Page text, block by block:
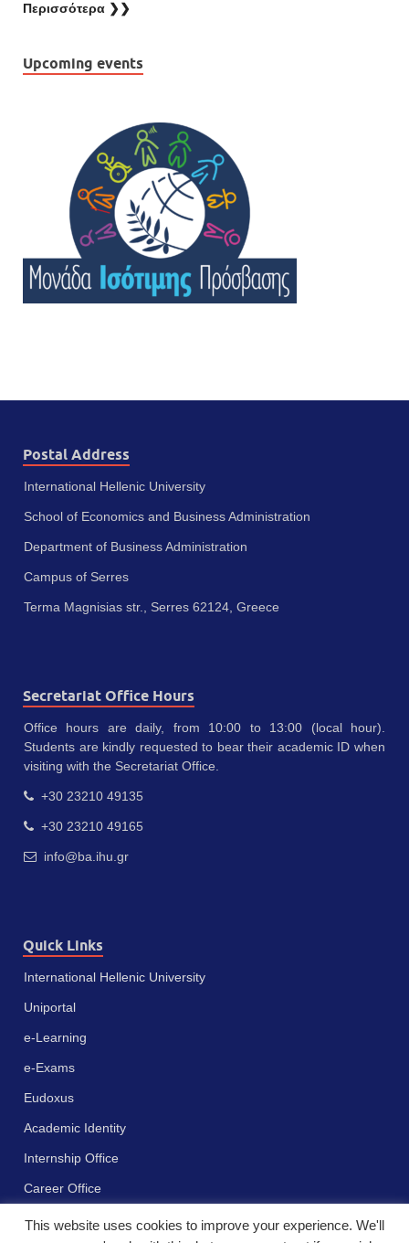
Περισσότερα ❯❯
Upcoming events
Postal Address
International Hellenic University
School of Economics and Business Administration
Department of Business Administration
Campus of Serres
Terma Magnisias str., Serres 62124, Greece
Secretariat Office Hours
Office hours are daily, from 10:00 to 13:00 (local hour).
Students are kindly requested to bear their academic ID when
visiting with the Secretariat Office.
+30 23210 49135
+30 23210 49165
info@ba.ihu.gr
Quick Links
International Hellenic University
Uniportal
e-Learning
e-Exams
Eudoxus
Academic Identity
Internship Office
Career Office
This website uses cookies to improve your experience. We'll